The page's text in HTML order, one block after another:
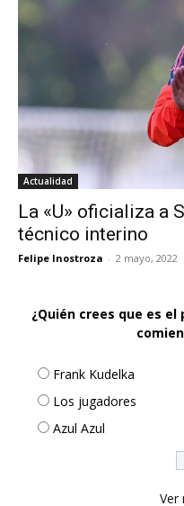
Actualidad
La «U» oficializa a
técnico interino
Felipe Inostroza - 2 mayo, 2022
¿Quién crees que es
Frank Kudelka
Los jugadores
Azul Azul
Ver